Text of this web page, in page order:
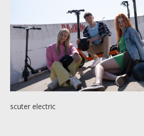
scuter electric